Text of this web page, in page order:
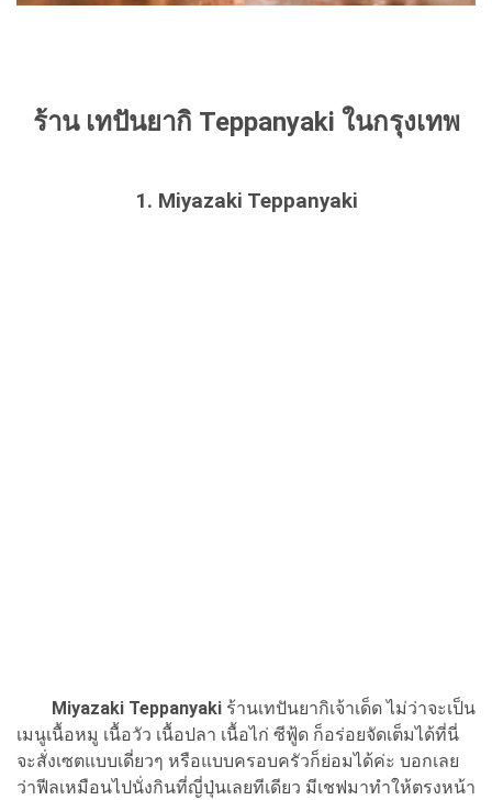
ร้าน เทปันยากิ Teppanyaki ในกรุงเทพ
1. Miyazaki Teppanyaki
Miyazaki Teppanyaki ร้านเทปันยากิเจ้าเด็ด ไม่ว่าจะเป็น
เมนูเนื้อหมู เนื้อวัว เนื้อปลา เนื้อไก่ ซีฟู้ด ก็อร่อยจัดเต็มได้ที่นี่
จะสั่งเซตแบบเดี่ยวๆ หรือแบบครอบครัวก็ย่อมได้ค่ะ บอกเลย
ว่าฟีลเหมือนไปนั่งกินที่ญี่ปุ่นเลยทีเดียว มีเชฟมาทำให้ตรงหน้า